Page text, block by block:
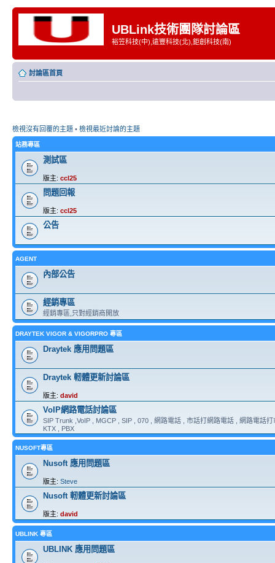
UBLink技術團隊討論區
裕笠科技(中),遠豐科技(北),鉅創科技(南)
討論區首頁
檢視沒有回覆的主題 • 檢視最近討論的主題
站務專區
測試區
版主: ccl25
問題回報
版主: ccl25
公告
AGENT
內部公告
經銷專區
經銷專區,只對經銷商開放
DRAYTEK VIGOR & VIGORPRO 專區
Draytek 應用問題區
Draytek 軔體更新討論區
版主: david
VoIP網路電話討論區
SIP Trunk ,VoIP , MGCP , SIP , 070 , 網路電話 , 市話打網路電話 , 網路電話打
KTX , PBX
NUSOFT專區
Nusoft 應用問題區
版主: Steve
Nusoft 軔體更新討論區
版主: david
UBLINK 專區
UBLINK 應用問題區